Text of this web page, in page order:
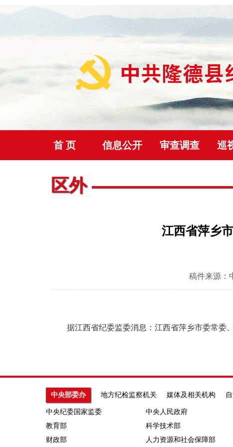
首 页 信息公开 审查调查 巡
首页 >审查调查>区外 正文
区外
江西省萍乡
稿件来源：
据江西省纪委监委消息：江西省萍乡市委常委、
中央部委办 地方纪检监察机关 媒体及相关机构
中央纪委国家监委 中央人民政府
教育部
科学技术部
财政部
人力资源和社会保障部